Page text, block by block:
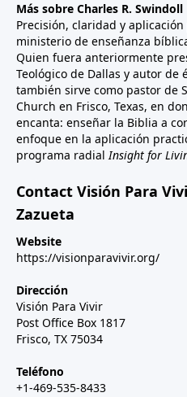
Más sobre Charles R. Swindoll
Precisión, claridad y
ministerio de enseñanza
Quien fuera anteriormente
Teológico de Dallas y autor de
también sirve como pastor de
Church en Frisco, Texas, en
encanta: enseñar la Biblia a
enfoque en la aplicación
programa radialInsight for
Contact Visión Para
Zazueta
Website
https://visionparavivir.org/
Dirección
Visión Para Vivir
Post Office Box 1817
Frisco, TX 75034
Teléfono
+1-469-535-8433